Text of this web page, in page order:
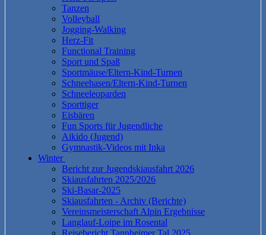
Tanzen
Volleyball
Jogging-Walking
Herz-Fit
Functional Training
Sport und Spaß
Sportmäuse/Eltern-Kind-Turnen
Schneehasen/Eltern-Kind-Turnen
Schneeleoparden
Sporttiger
Eisbären
Fun Sports für Jugendliche
Aikido (Jugend)
Gymnastik-Videos mit Inka
Winter
Bericht zur Jugendskiausfahrt 2026
Skiausfahrten 2025/2026
Ski-Basar-2025
Skiausfahrten - Archiv (Berichte)
Vereinsmeisterschaft Alpin Ergebnisse
Langlauf-Loipe im Rosental
Reisebericht Tannheimer Tal 2025